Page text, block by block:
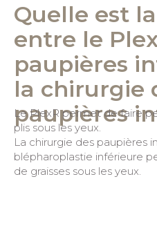
Quelle est
entre le
paupières
la chirurgie
paupières
Le PlexR permet de faire
plis sous les yeux.
La chirurgie des paupières
blépharoplastie inférieure
de graisses sous les yeux.